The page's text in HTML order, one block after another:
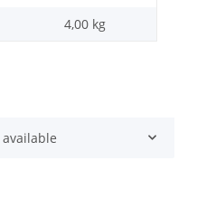
4,00 kg